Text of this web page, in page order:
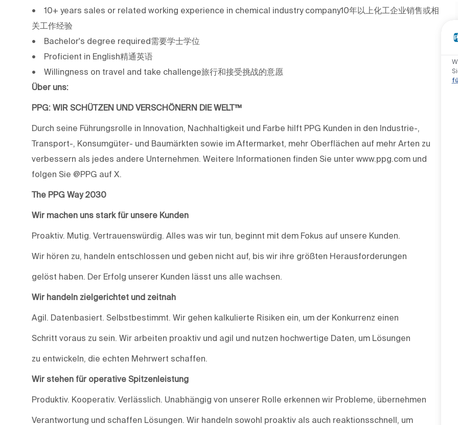
• 10+ years sales or related working experience in chemical industry company10年以上化工企业销售或相
关工作经验
• Bachelor's degree required需要学士学位
• Proficient in English精通英语
• Willingness on travel and take challenge旅行和接受挑战的意愿
Über uns:
PPG: WIR SCHÜTZEN UND VERSCHÖNERN DIE WELT™
Durch seine Führungsrolle in Innovation, Nachhaltigkeit und Farbe hilft PPG Kunden in den Industrie-,
Transport-, Konsumgüter- und Baumärkten sowie im Aftermarket, mehr Oberflächen auf mehr Arten zu
verbessern als jedes andere Unternehmen. Weitere Informationen finden Sie unter www.ppg.com und
folgen Sie @PPG auf X.
The PPG Way 2030
Wir machen uns stark für unsere Kunden
Proaktiv. Mutig. Vertrauenswürdig. Alles was wir tun, beginnt mit dem Fokus auf unsere Kunden.
Wir hören zu, handeln entschlossen und geben nicht auf, bis wir ihre größten Herausforderungen
gelöst haben. Der Erfolg unserer Kunden lässt uns alle wachsen.
Wir handeln zielgerichtet und zeitnah
Agil. Datenbasiert. Selbstbestimmt. Wir gehen kalkulierte Risiken ein, um der Konkurrenz einen
Schritt voraus zu sein. Wir arbeiten proaktiv und agil und nutzen hochwertige Daten, um Lösungen
zu entwickeln, die echten Mehrwert schaffen.
Wir stehen für operative Spitzenleistung
Produktiv. Kooperativ. Verlässlich. Unabhängig von unserer Rolle erkennen wir Probleme, übernehmen
Verantwortung und schaffen Lösungen. Wir handeln sowohl proaktiv als auch reaktionsschnell, um